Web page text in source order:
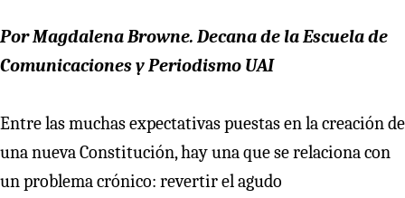
Por Magdalena Browne. Decana de la Escuela de
Comunicaciones y Periodismo UAI
Entre las muchas expectativas puestas en la creación de
una nueva Constitución, hay una que se relaciona con
un problema crónico: revertir el agudo